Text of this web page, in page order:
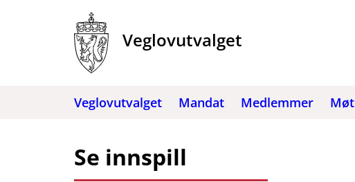
Veglovutvalget
Veglovutvalget Mandat Medlemmer
Se innspill